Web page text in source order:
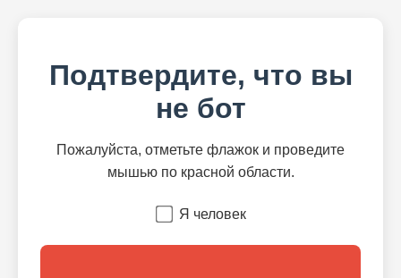
Подтвердите, что вы
не бот
Пожалуйста, отметьте флажок и проведите
мышью по красной области.
Я человек